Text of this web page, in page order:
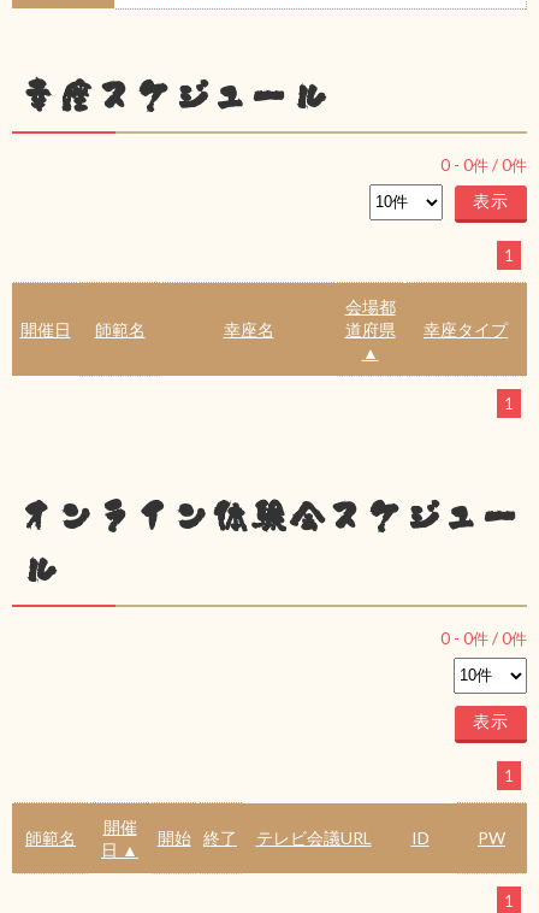
幸座スケジュール
0 - 0件 /0件
1
開催日 師範名 幸座名
会場都
道府県
▲
幸座タイプ
1
オンライン体験会スケジュー
ル
0 - 0件 /0件
1
師範名
開催
日 ▲
開始 終了 テレビ会議URL ID PW
1